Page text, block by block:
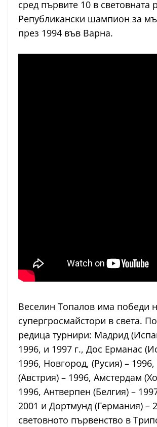
сред първите 10 в световната
Републикански шампион за
през 1994 във Варна.
Веселин Топалов има победи
супергросмайстори в света.
редица турнири: Мадрид
1996, и 1997 г., Дос Ерманас
1996, Новгород, (Русия) –
(Австрия) – 1996, Амстердам
1996, Антверпен (Белгия) –
2001 и Дортмунд (Германия) –
световното първенство в